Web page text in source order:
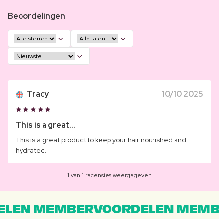
Beoordelingen
Tracy 10/10 2025
This is a great...
This is a great product to keep your hair nourished and
hydrated.
1 van 1 recensies weergegeven
MEMBERVOORDELEN